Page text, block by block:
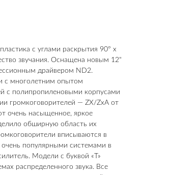
с углами раскрытия 90° x
звучания. Оснащена новым 12"
драйвером ND2.
с многолетним опытом
с полипропиленовыми корпусами
громкоговорителей — ZX/ZxA от
очень насыщенное, яркое
обширную область их
вписываются в
очень популярными системами в
Модели с буквой «T»
распределенного звука. Все